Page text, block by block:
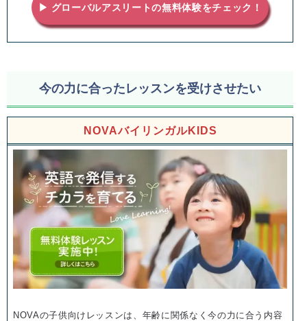
▶ グローバルアスリートの無料体験をチェック！
今の力に合ったレッスンを受けさせたい
NOVAバイリンガルKIDS
NOVAの子供向けレッスンは、年齢に関係なく今の力に合う内容